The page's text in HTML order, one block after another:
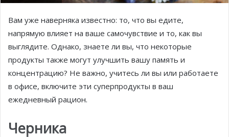
Вам уже наверняка известно: то, что вы едите,
напрямую влияет на ваше самочувствие и то, как вы
выглядите. Однако, знаете ли вы, что некоторые
продукты также могут улучшить вашу память и
концентрацию? Не важно, учитесь ли вы или работаете
в офисе, включите эти суперпродукты в ваш
ежедневный рацион.
Черника